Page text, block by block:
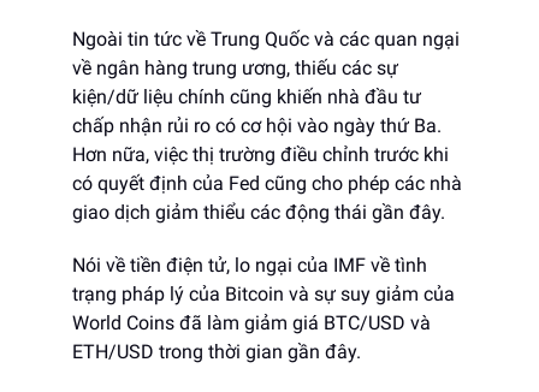
Ngoài tin tức về Trung Quốc và các quan ngại
về ngân hàng trung ương, thiếu các sự
kiện/dữ liệu chính cũng khiến nhà đầu tư
chấp nhận rủi ro có cơ hội vào ngày thứ Ba.
Hơn nữa, việc thị trường điều chỉnh trước khi
có quyết định của Fed cũng cho phép các nhà
giao dịch giảm thiểu các động thái gần đây.
Nói về tiền điện tử, lo ngại của IMF về tình
trạng pháp lý của Bitcoin và sự suy giảm của
World Coins đã làm giảm giá BTC/USD và
ETH/USD trong thời gian gần đây.